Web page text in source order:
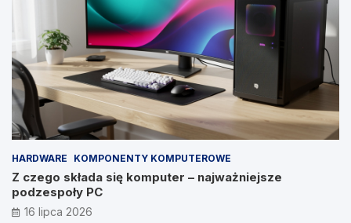
HARDWARE KOMPONENTY KOMPUTEROWE
Z czego składa się komputer – najważniejsze
podzespoły PC
16 lipca 2026